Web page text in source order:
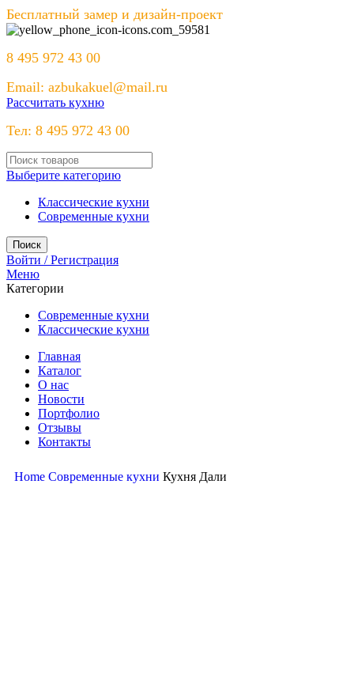
Бесплатный замер и дизайн-проект
8 495 972 43 00
Email: azbukakuel@mail.ru
Рассчитать кухню
Тел: 8 495 972 43 00
Выберите категорию
Классические кухни
Современные кухни
Поиск
Войти / Регистрация
Меню
Категории
Современные кухни
Классические кухни
Главная
Каталог
О нас
Новости
Портфолио
Отзывы
Контакты
Home Современные кухни Кухня Дали